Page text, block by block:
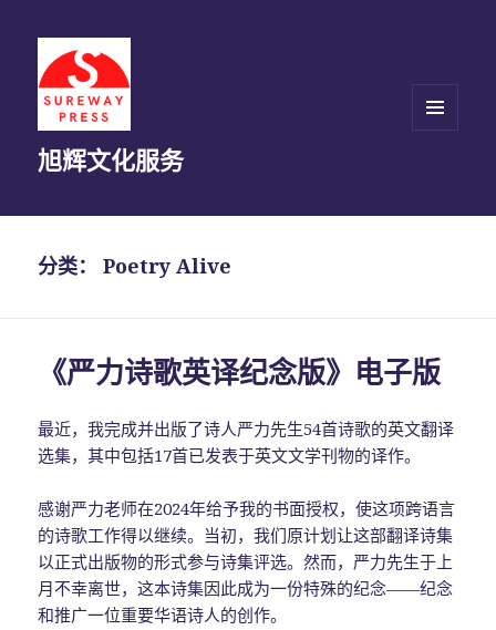
旭辉文化服务
分类：Poetry Alive
《严力诗歌英译纪念版》电子版
最近，我完成并出版了诗人严力先生54首诗歌的英文翻译
选集，其中包括17首已发表于英文文学刊物的译作。
感谢严力老师在2024年给予我的书面授权，使这项跨语言
的诗歌工作得以继续。当初，我们原计划让这部翻译诗集
以正式出版物的形式参与诗集评选。然而，严力先生于上
月不幸离世，这本诗集因此成为一份特殊的纪念——纪念
和推广一位重要华语诗人的创作。